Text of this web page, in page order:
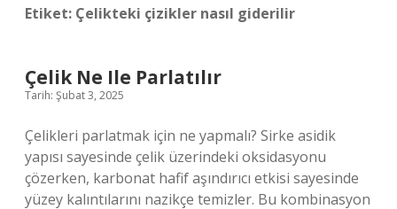
Etiket: Çelikteki çizikler nasıl giderilir
Çelik Ne Ile Parlatılır
Tarih: Şubat 3, 2025
Çelikleri parlatmak için ne yapmalı? Sirke asidik
yapısı sayesinde çelik üzerindeki oksidasyonu
çözerken, karbonat hafif aşındırıcı etkisi sayesinde
yüzey kalıntılarını nazikçe temizler. Bu kombinasyon